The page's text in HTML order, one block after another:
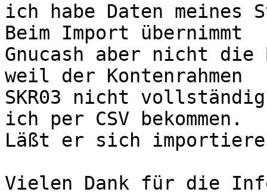
ich habe Daten meines
Beim Import übernimmt
Gnucash aber nicht die
weil der Kontenrahmen
SKR03 nicht
ich per CSV bekommen.
Läßt er sich
Vielen Dank für die